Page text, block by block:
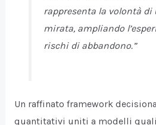
rappresenta la volontà
mirata, ampliando
rischi di abbandono.”
Un raffinato framework
quantitativi uniti a modelli